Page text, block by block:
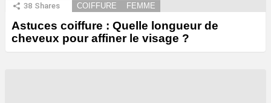
38 Shares COIFFURE FEMME
Astuces coiffure : Quelle longueur de
cheveux pour affiner le visage ?